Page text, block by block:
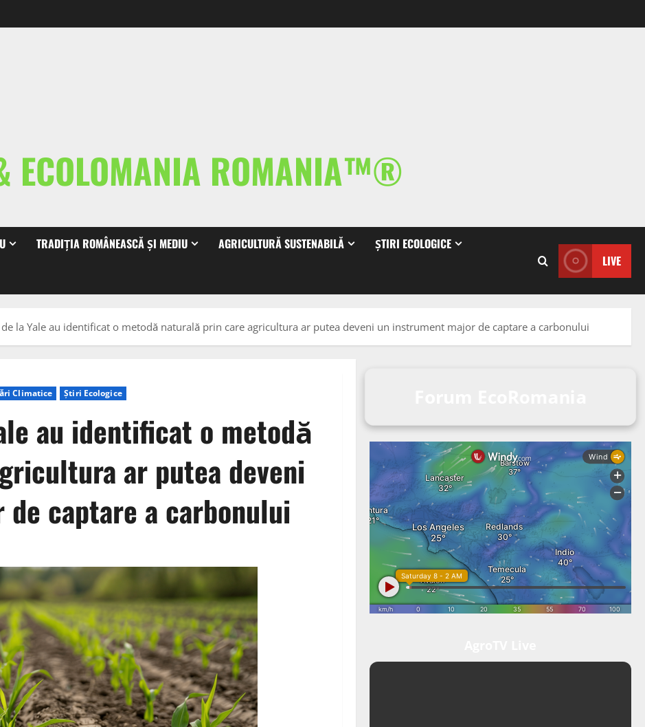
ROMANIA™®
TRADIȚIA ROMÂNEASCĂ ȘI MEDIU AGRICULTURĂ SUSTENABILĂ ȘTIRI ECOLOGICE
LIVE
la Yale au identificat o metodă naturală prin care agricultura ar putea deveni un instrument major de captare a carbonului
Climatice Știri Ecologice
au identificat o metodă
ar putea deveni
captare a carbonului